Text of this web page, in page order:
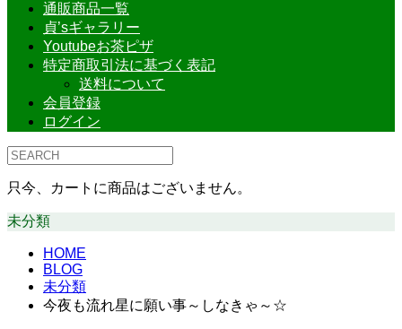
通販商品一覧
貞’sギャラリー
Youtubeお茶ピザ
特定商取引法に基づく表記
送料について
会員登録
ログイン
只今、カートに商品はございません。
未分類
HOME
BLOG
未分類
今夜も流れ星に願い事～しなきゃ～☆